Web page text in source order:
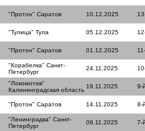
"Протон" Саратов 10.12.2025
"Тулица" Тула 05.12.2025
"Протон" Саратов 01.12.2025
"Корабелка" Санкт-
Петербург
24.11.2025
"Локомотив"
Калининградская область
19.11.2025 9-
"Протон" Саратов 14.11.2025 8-
"Ленинградка" Санкт-
Петербург
09.11.2025 7-